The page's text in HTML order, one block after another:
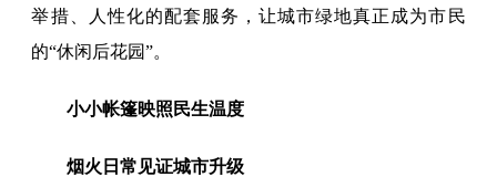
举措、人性化的配套服务，让城市绿地真正成为市民
的“休闲后花园”。
小小帐篷映照民生温度
烟火日常见证城市升级